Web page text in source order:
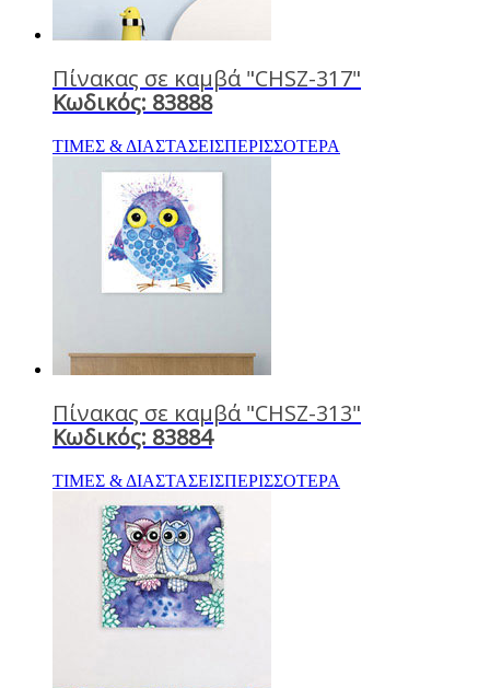
Πίνακας σε καμβά "CHSZ-317"
Κωδικός: 83888
ΤΙΜΕΣ & ΔΙΑΣΤΑΣΕΙΣΠΕΡΙΣΣΟΤΕΡΑ
Πίνακας σε καμβά "CHSZ-313"
Κωδικός: 83884
ΤΙΜΕΣ & ΔΙΑΣΤΑΣΕΙΣΠΕΡΙΣΣΟΤΕΡΑ